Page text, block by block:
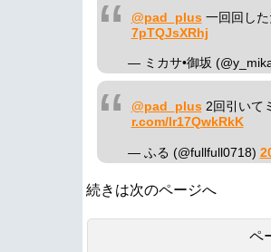
@pad_plus一回回し
7pTQJsXRhj
— ミカサ•御坂
@pad_plus2回引いて
r.com/Ir17QwkRkK
— ふる (@fullfull0718)
続きは次のページへ
ペ